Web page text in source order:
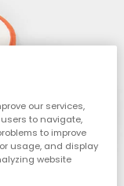
our services,
to navigate,
to improve
usage, and display
website